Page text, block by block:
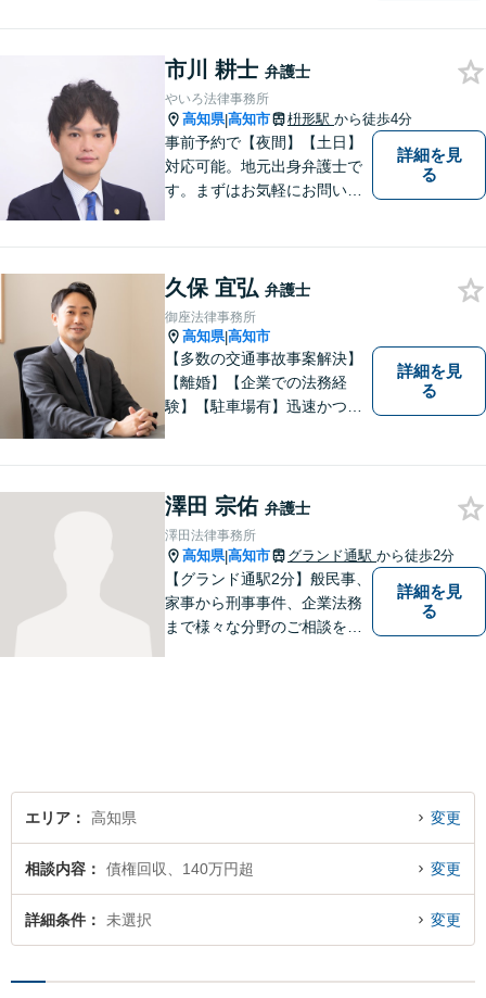
市川 耕士 弁護士
やいろ法律事務所
高知県|高知市 枡形駅 から徒歩4分
事前予約で【夜間】【土日】
対応可能。地元出身弁護士で
す。まずはお気軽にお問い合
詳細を見
る
久保 宜弘 弁護士
御座法律事務所
高知県|高知市
【多数の交通事故事案解決】
【離婚】【企業での法務経
験】【駐車場有】迅速かつ丁
い。
詳細を見
る
澤田 宗佑 弁護士
澤田法律事務所
高知県|高知市 グランド通駅 から徒歩2分
【グランド通駅2分】般民事、
家事から刑事事件、企業法務
まで様々な分野のご相談を受
詳細を見
る
エリア 高知県 変更
相談内容 債権回収、140万円超 変更
詳細条件 未選択 変更